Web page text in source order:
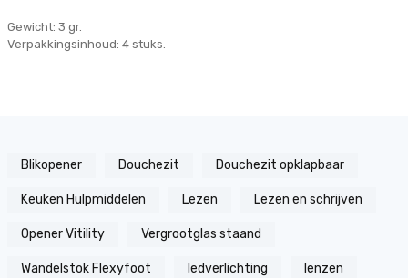
Gewicht: 3 gr.
Verpakkingsinhoud: 4 stuks.
Blikopener Douchezit Douchezit opklapbaar
Keuken Hulpmiddelen Lezen Lezen en schrijven
Opener Vitility Vergrootglas staand
Wandelstok Flexyfoot ledverlichting lenzen